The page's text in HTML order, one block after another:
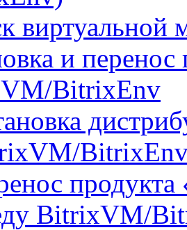
и
BitrixEnv
BitrixVM/